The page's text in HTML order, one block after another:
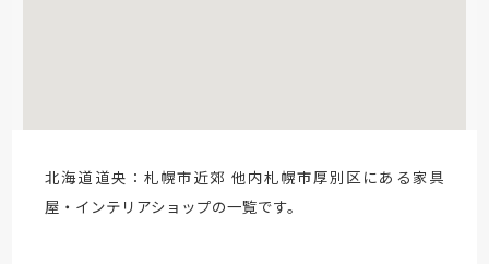
北海道道央：札幌市近郊 他内札幌市厚別区にある家具
屋・インテリアショップの一覧です。